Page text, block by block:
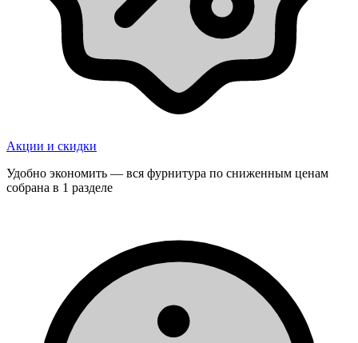
Акции и скидки
Удобно экономить — вся фурнитура по сниженным ценам
собрана в 1 разделе